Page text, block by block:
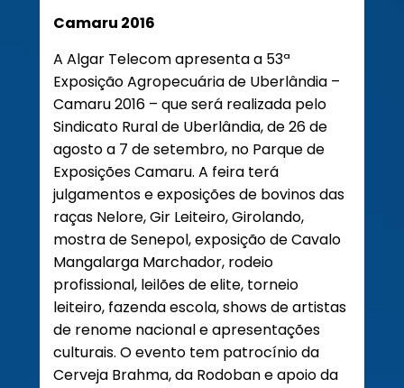
Camaru 2016
A Algar Telecom apresenta a 53ª
Exposição Agropecuária de Uberlândia –
Camaru 2016 – que será realizada pelo
Sindicato Rural de Uberlândia, de 26 de
agosto a 7 de setembro, no Parque de
Exposições Camaru. A feira terá
julgamentos e exposições de bovinos das
raças Nelore, Gir Leiteiro, Girolando,
mostra de Senepol, exposição de Cavalo
Mangalarga Marchador, rodeio
profissional, leilões de elite, torneio
leiteiro, fazenda escola, shows de artistas
de renome nacional e apresentações
culturais. O evento tem patrocínio da
Cerveja Brahma, da Rodoban e apoio da